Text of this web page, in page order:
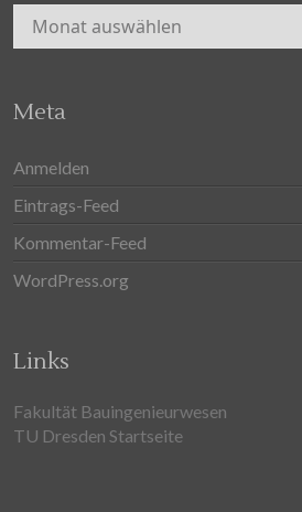
Archiv
Meta
Anmelden
Eintrags-Feed
Kommentar-Feed
WordPress.org
Links
Fakultät Bauingenieurwesen
TU Dresden Startseite